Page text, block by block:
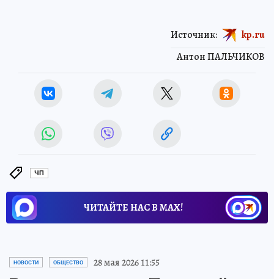
Антон ПАЛЬЧИКОВ
Источник: kp.ru
ЧП
ЧИТАЙТЕ НАС В МАХ!
НОВОСТИ ОБЩЕСТВО 28 мая 2026 11:55